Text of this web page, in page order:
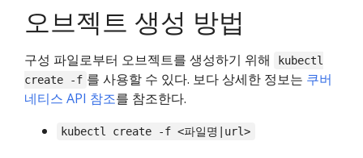
오브젝트 생성 방법
구성 파일로부터 오브젝트를 생성하기 위해
kubectl
create -f 를 사용할 수 있다. 보다 상세한 정보는 쿠버
네티스 API 참조를 참조한다.
kubectl create -f <파일명|url>